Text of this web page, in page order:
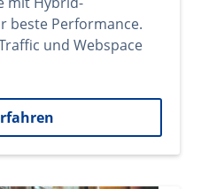
beste Performance.
und Webspace